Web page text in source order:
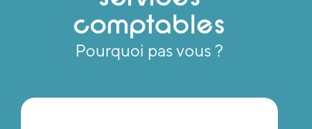
comptables
Pourquoi pas vous ?